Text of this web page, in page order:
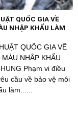
QUỐC GIA VỀ
NHẬP KHẨU LÀM
QUỐC GIA VỀ
NHẬP KHẨU
Phạm vi điều
cầu về bảo vệ môi
làm......